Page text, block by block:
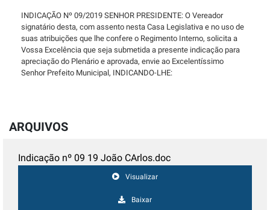
INDICAÇÃO Nº 09/2019 SENHOR PRESIDENTE: O Vereador
signatário desta, com assento nesta Casa Legislativa e no uso de
suas atribuições que lhe confere o Regimento Interno, solicita a
Vossa Excelência que seja submetida a presente indicação para
apreciação do Plenário e aprovada, envie ao Excelentíssimo
Senhor Prefeito Municipal, INDICANDO-LHE:
ARQUIVOS
Indicação nº 09 19 João CArlos.doc
Visualizar
Baixar